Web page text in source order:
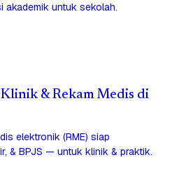
untuk sekolah.
& Rekam Medis di
elektronik (RME) siap
& BPJS — untuk klinik & praktik.